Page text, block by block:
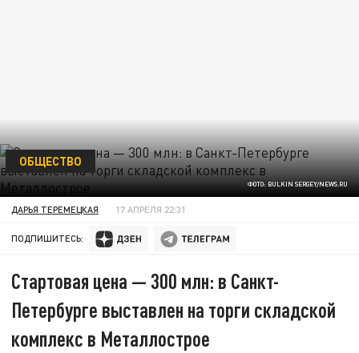
ФОТО: BULKIN SERGEY/NEWS.RU
ОБЩЕСТВО
ДАРЬЯ ТЕРЕМЕЦКАЯ 17 АПРЕЛЯ 22:31
ПОДПИШИТЕСЬ:
Стартовая цена — 300 млн: в Санкт-
Петербурге выставлен на торги складской
комплекс в Металлострое